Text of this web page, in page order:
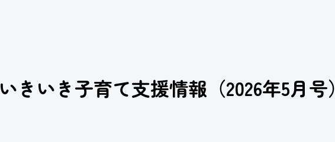
いきいき子育て支援情報（2026年5月号）